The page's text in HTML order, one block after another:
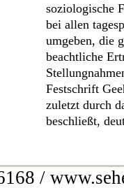
soziologische
bei allen
umgeben, die
beachtliche
Festschrift
zuletzt durch
beschließt,
/